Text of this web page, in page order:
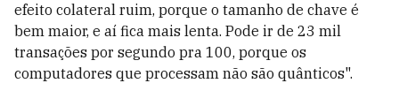
efeito colateral ruim, porque o tamanho de chave é
bem maior, e aí fica mais lenta. Pode ir de 23 mil
transações por segundo pra 100, porque os
computadores que processam não são quânticos".